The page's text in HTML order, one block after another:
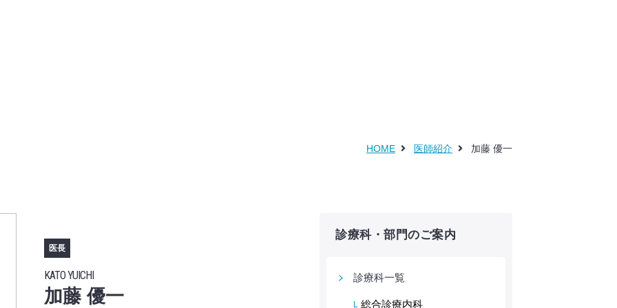
HOME 医師紹介 加藤 優一
医長
KATO YUICHI
加藤 優一
診療科・部門のご案内
診療科一覧
総合診療内科